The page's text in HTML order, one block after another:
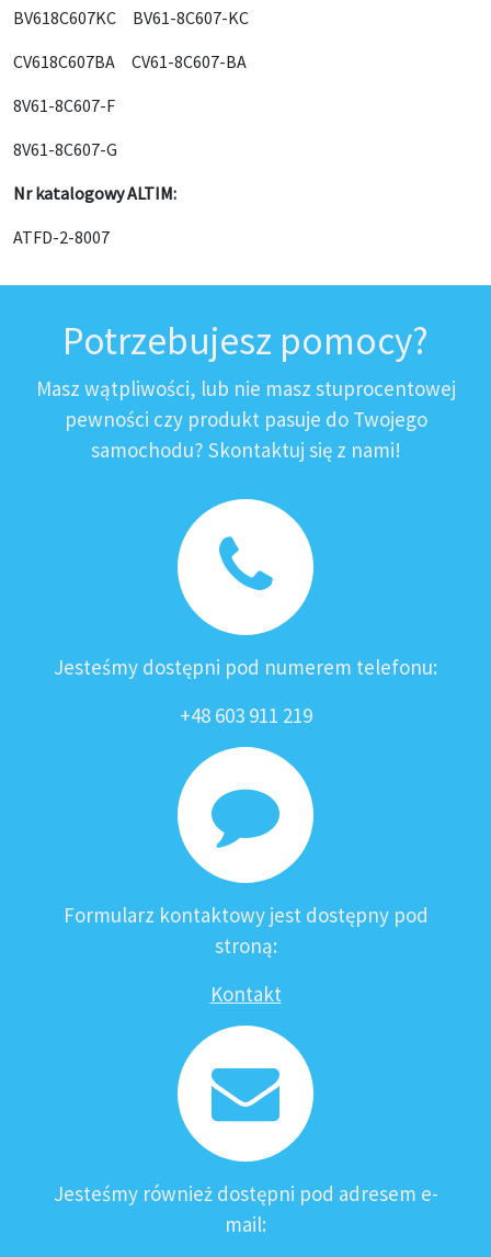
BV618C607KC BV61-8C607-KC
CV618C607BA CV61-8C607-BA
8V61-8C607-F
8V61-8C607-G
Nr katalogowy ALTIM:
ATFD-2-8007
Potrzebujesz pomocy?
Masz wątpliwości, lub nie masz stuprocentowej
pewności czy produkt pasuje do Twojego
samochodu? Skontaktuj się z nami!
Jesteśmy dostępni pod numerem telefonu:
+48 603 911 219
Formularz kontaktowy jest dostępny pod
stroną:
Kontakt
Jesteśmy również dostępni pod adresem e-
mail: